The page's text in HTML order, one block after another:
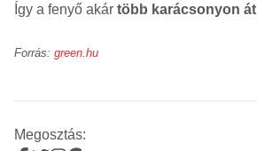
Így a fenyő akár több karácsonyon át
Forrás: green.hu
Megosztás: